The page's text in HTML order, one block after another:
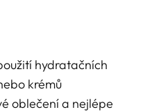
hydratačních
krémů
oblečení a nejlépe